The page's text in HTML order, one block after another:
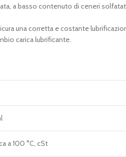
a basso contenuto di ceneri
una corretta e costante
carica lubrificante.
a 100 °C, cSt